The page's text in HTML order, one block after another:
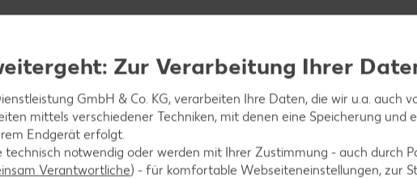
Zur Verarbeitung Ihrer
GmbH & Co. KG, verarbeiten Ihre Daten, die wir u.a. auch
mittels verschiedener Techniken, mit denen eine Speicherung und
Endgerät erfolgt.
technisch notwendig oder werden mit Ihrer Zustimmung - auch durch
Verantwortliche) - für komfortable Webseiteneinstellungen, zur